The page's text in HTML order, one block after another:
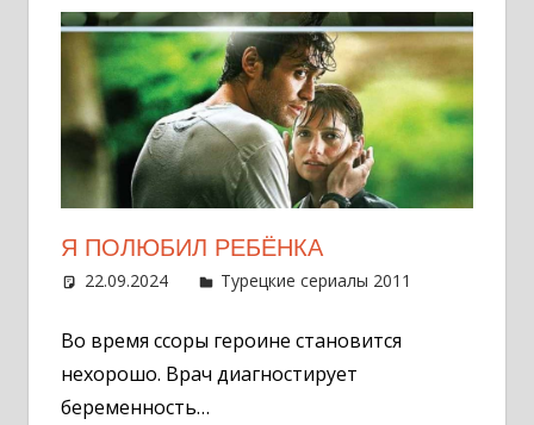
Я ПОЛЮБИЛ РЕБЁНКА
22.09.2024 Администратор
Турецкие сериалы 2011
Во время ссоры героине становится
нехорошо. Врач диагностирует
беременность…